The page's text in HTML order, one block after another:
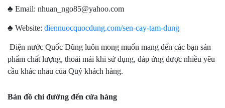
♣ Email: nhuan_ngo85@yahoo.com
♣ Website: diennuocquocdung.com/sen-cay-tam-dung
Điện nước Quốc Dũng luôn mong muốn mang đến các bạn sản
phẩm chất lượng, thoải mái khi sử dụng, đáp ứng được nhiều yêu
cầu khác nhau của Quý khách hàng.
Bản đồ chỉ đường đến cửa hàng